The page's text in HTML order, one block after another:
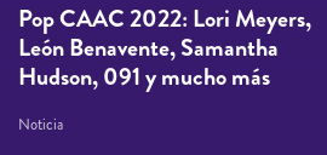
Pop CAAC 2022: Lori Meyers,
León Benavente, Samantha
Hudson, 091 y mucho más
Noticia